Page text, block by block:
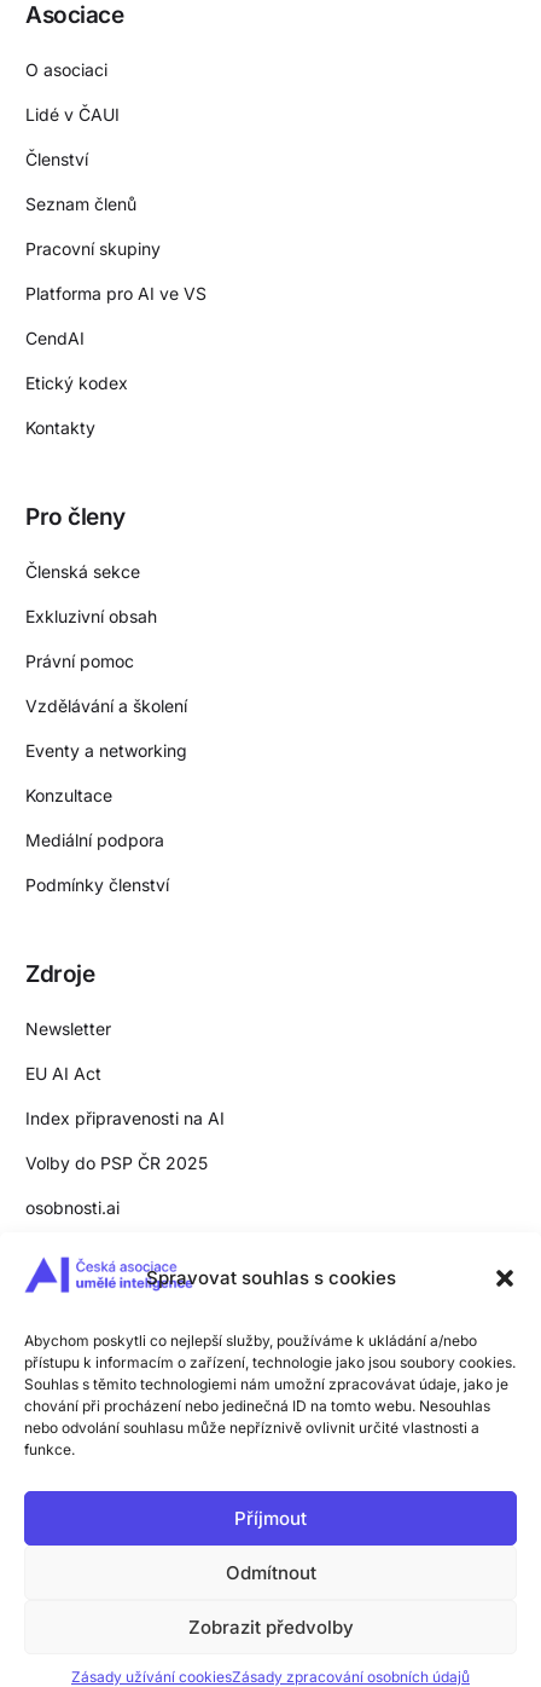
Spravovat souhlas s cookies
Abychom poskytli co nejlepší služby, používáme k ukládání a/nebo
přístupu k informacím o zařízení, technologie jako jsou soubory cookies.
Souhlas s těmito technologiemi nám umožní zpracovávat údaje, jako je
chování při procházení nebo jedinečná ID na tomto webu. Nesouhlas
nebo odvolání souhlasu může nepříznivě ovlivnit určité vlastnosti a
funkce.
Příjmout
Odmítnout
Zobrazit předvolby
Zásady užívání cookiesZásady zpracování osobních údajů
Asociace
O asociaci
Lidé v ČAUI
Členství
Seznam členů
Pracovní skupiny
Platforma pro AI ve VS
CendAI
Etický kodex
Kontakty
Pro členy
Členská sekce
Exkluzivní obsah
Právní pomoc
Vzdělávání a školení
Eventy a networking
Konzultace
Mediální podpora
Podmínky členství
Zdroje
Newsletter
EU AI Act
Index připravenosti na AI
Volby do PSP ČR 2025
osobnosti.ai
Slovník pojmů
Pro média
Zpracování osobních údajů
Zásady užívání cookies
© 2026 Všechna práva vyhrazena
Česká asociace umělé inteligence z.ú.
Stát se členem